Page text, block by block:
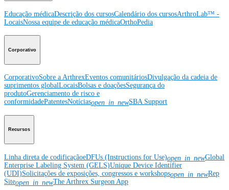
Educação médicaDescrição dos cursosCalendário dos cursosArthroLab™ -
LocaisNossa equipe de educação médicaOrthoPedia
Corporativo
CorporativoSobre a ArthrexEventos comunitáriosDivulgação da cadeia de
suprimentos globalLocaisBolsas e doaçõesSegurança do
produtoGerenciamento de risco e
conformidadePatentesNotíciasopen_in_newSBA Support
Recursos
Linha direta de codificaçãoeDFUs (Instructions for Use)open_in_newGlobal
Enterprise Labeling System (GELS)Unique Device Identifier
(UDI)Solicitações de exposições, congressos e workshopsopen_in_newRep
Siteopen_in_newThe Arthrex Surgeon App